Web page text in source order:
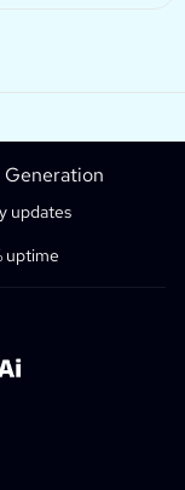
updates
uptime